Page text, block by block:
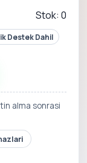
Stok: 0
Destek Dahil
alma sonrasi